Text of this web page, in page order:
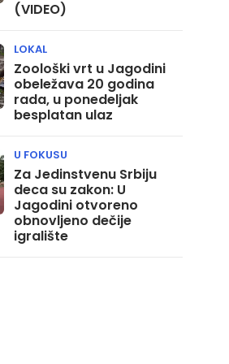
(VIDEO)
Zoološki vrt u Jagodini
obeležava 20 godina
rada, u ponedeljak
besplatan ulaz
LOKAL
Za Jedinstvenu Srbiju
deca su zakon: U
Jagodini otvoreno
obnovljeno dečije
igralište
U FOKUSU